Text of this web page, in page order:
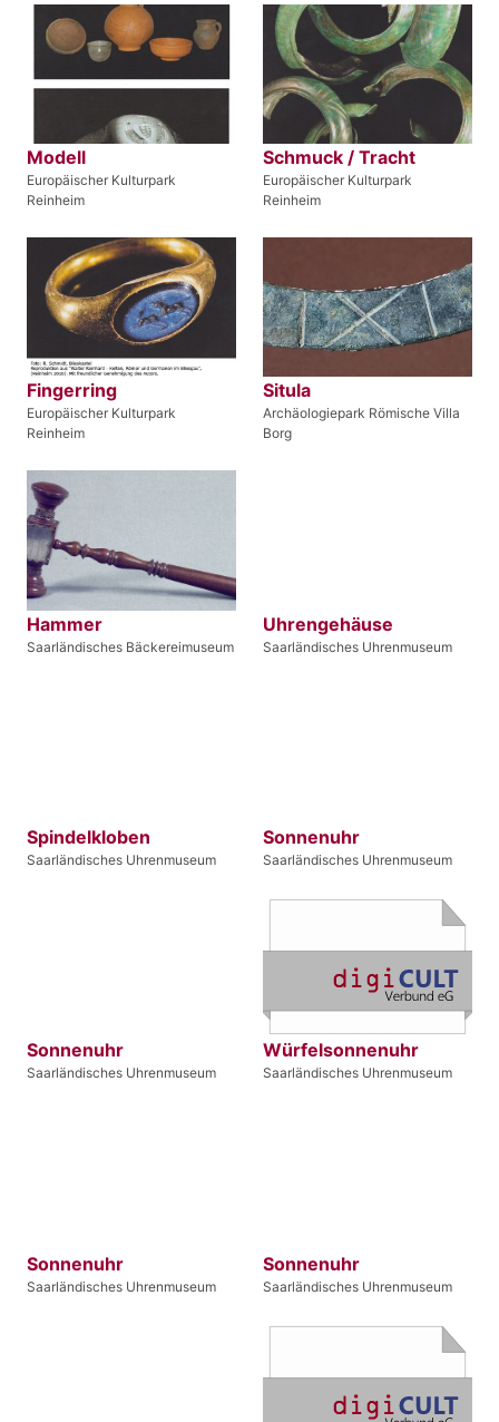
Modell
Europäischer Kulturpark
Reinheim
Schmuck / Tracht
Europäischer Kulturpark
Reinheim
Fingerring
Europäischer Kulturpark
Reinheim
Situla
Archäologiepark Römische Villa
Borg
Hammer
Saarländisches Bäckereimuseum
Uhrengehäuse
Saarländisches Uhrenmuseum
Spindelkloben
Saarländisches Uhrenmuseum
Sonnenuhr
Saarländisches Uhrenmuseum
Sonnenuhr
Saarländisches Uhrenmuseum
Würfelsonnenuhr
Saarländisches Uhrenmuseum
Sonnenuhr
Saarländisches Uhrenmuseum
Sonnenuhr
Saarländisches Uhrenmuseum